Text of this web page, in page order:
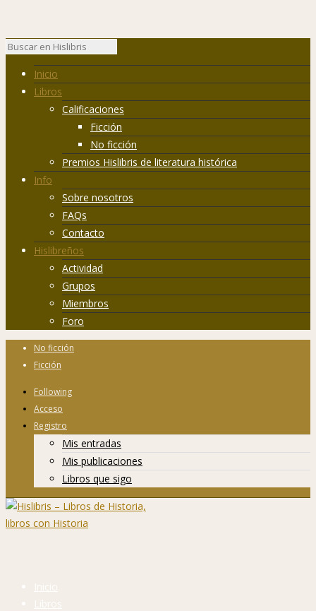
Inicio
Libros
Calificaciones
Ficción
No ficción
Premios Hislibris de literatura histórica
Info
Sobre nosotros
FAQs
Contacto
Hislibreños
Actividad
Grupos
Miembros
Foro
No ficción
Ficción
Following
Acceso
Registro
Mis entradas
Mis publicaciones
Libros que sigo
Inicio
Libros